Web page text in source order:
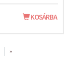
KOSÁRBA
»